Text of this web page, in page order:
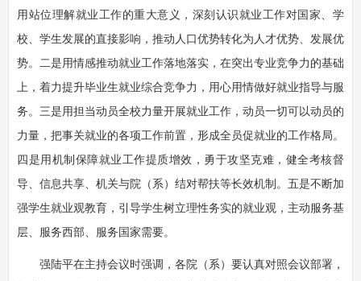
用站位理解就业工作的重大意义，深刻认识就业工作对国家、学
校、学生发展的直接影响，推动人口优势转化为人才优势、发展优
势。二是用情感推动就业工作落地落实，在突出专业竞争力的基础
上，着力提升毕业生就业综合竞争力，用心用情做好就业指导与服
务。三是用担当动员全校力量开展就业工作，动员一切可以动员的
力量，把事关就业的各项工作前置，形成全员促就业的工作格局。
四是用机制保障就业工作提质增效，勇于攻坚克难，健全考核督
导、信息共享、机关与院（系）结对帮扶等长效机制。五是不断加
强学生就业观教育，引导学生树立理性务实的就业观，主动服务基
层、服务西部、服务国家需要。
强陆平在主持会议时强调，各院（系）要认真对照会议部署，